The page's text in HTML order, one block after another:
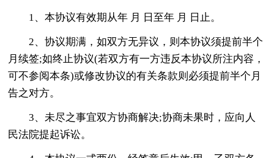
1、本协议有效期从年 月 日至年 月 日止。
2、协议期满，如双方无异议，则本协议须提前半个
月续签;如终止协议(若双方有一方违反本协议所注内容，
可不参阅本条)或修改协议的有关条款则必须提前半个月
告之对方。
3、未尽之事宜双方协商解决;协商未果时，应向人
民法院提起诉讼。